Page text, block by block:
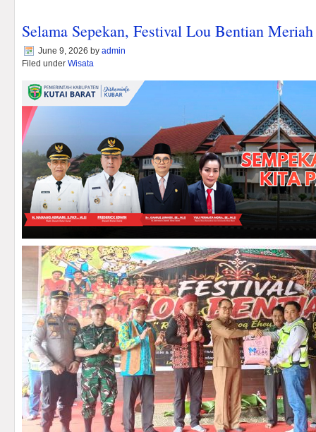
Selama Sepekan, Festival Lou Bentian Meriah
June 9, 2026 by admin
Filed under Wisata